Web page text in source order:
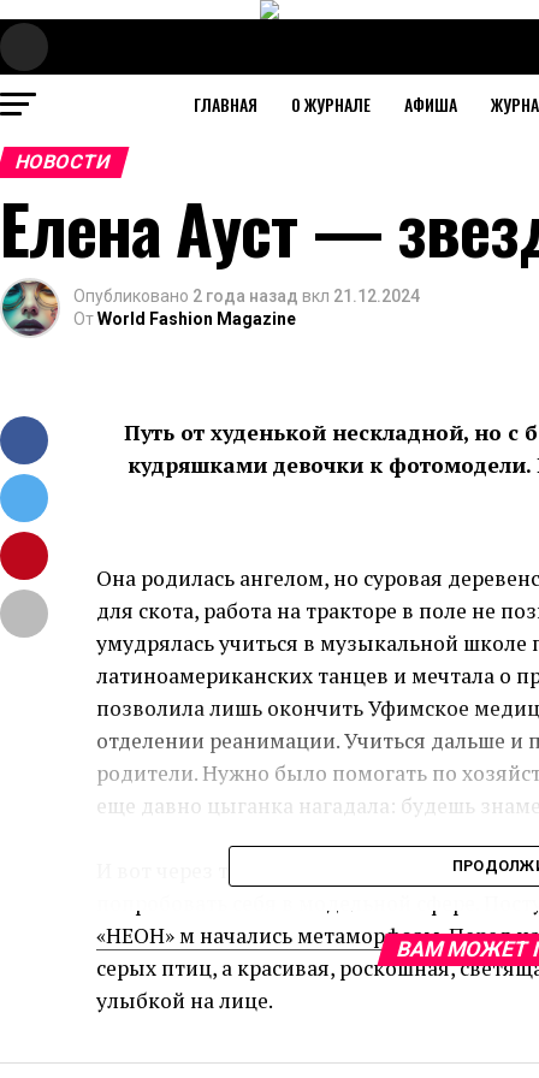
ГЛАВНАЯ О ЖУРНАЛЕ АФИША
НОВОСТИ
Елена Ауст —
Опубликовано 2 года назад вкл 21.12.2024
ОтWorld Fashion Magazine
Путь от худенькой нескладной, но
кудряшками девочки к
Она родилась ангелом, но суровая
для скота, работа на тракторе в поле не
умудрялась учиться в музыкальной
латиноамериканских танцев и мечтала о
позволила лишь окончить Уфимское
отделении реанимации. Учиться дальше и
родители. Нужно было помогать по
еще давно цыганка нагадала: будешь
И вот через три десятка лет, когда ей
«НЕОН» м начались метаморфозы. Перед
серых птиц, а красивая, роскошная,
улыбкой на лице.
ВАМ МОЖЕТ